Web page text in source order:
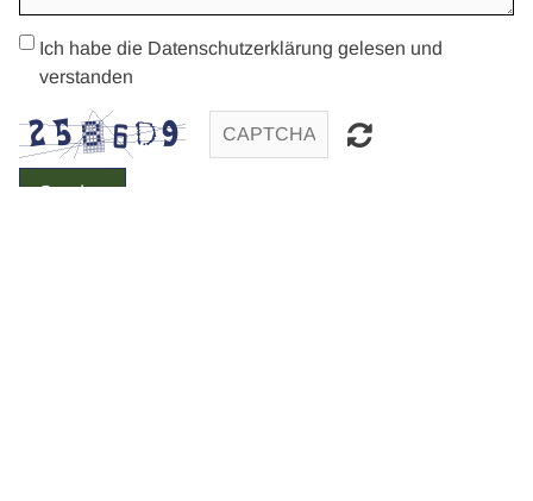
Ich habe die Datenschutzerklärung gelesen und
verstanden
Senden